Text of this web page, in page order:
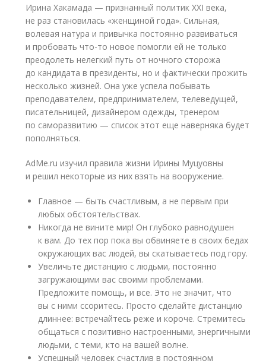
Ирина Хакамада — признанный политик XXI века,
не раз становилась «женщиной года». Сильная,
волевая натура и привычка постоянно развиваться
и пробовать что-то новое помогли ей не только
преодолеть нелегкий путь от ночного сторожа
до кандидата в президенты, но и фактически прожить
несколько жизней. Она уже успела побывать
преподавателем, предпринимателем, телеведущей,
писательницей, дизайнером одежды, тренером
по саморазвитию — список этот еще наверняка будет
пополняться.
AdMe.ru изучил правила жизни Ирины Муцуовны
и решил некоторые из них взять на вооружение.
Главное — быть счастливым, а не первым при
любых обстоятельствах.
Никогда не вините мир! Он глубоко равнодушен
к вам. До тех пор пока вы обвиняете в своих бедах
окружающих вас людей, вы скатываетесь под гору.
Увеличьте дистанцию с людьми, постоянно
загружающими вас своими проблемами.
Предложите помощь, и все. Это не значит, что
вы с ними ссоритесь. Просто сделайте дистанцию
длиннее: встречайтесь реже и короче. Стремитесь
общаться с позитивно настроенными, энергичными
людьми, с теми, кто на вашей волне.
Успешный человек счастлив в постоянном